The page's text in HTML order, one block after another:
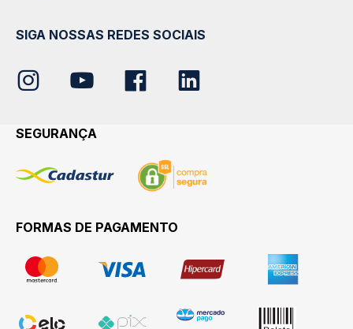
SIGA NOSSAS REDES SOCIAIS
SEGURANÇA
FORMAS DE PAGAMENTO